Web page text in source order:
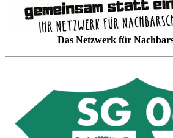
Das Netzwerk für